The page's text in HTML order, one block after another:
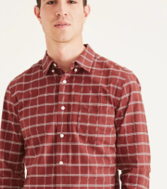
gömlek
ultimate chino pantolon
ona özel - erkek
ona özel - kadın